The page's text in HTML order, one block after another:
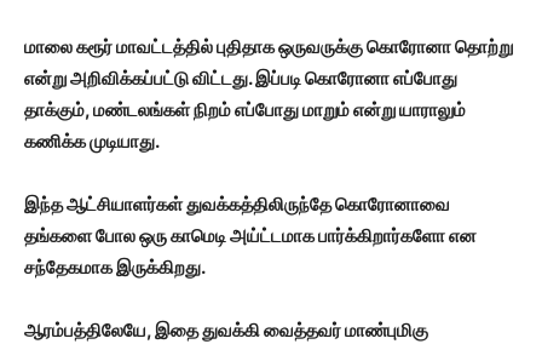
மாலை கரூர் மாவட்டத்தில் புதிதாக ஒருவருக்கு கொரோனா தொற்று
என்று அறிவிக்கப்பட்டு விட்டது. இப்படி கொரோனா எப்போது
தாக்கும், மண்டலங்கள் நிறம் எப்போது மாறும் என்று யாராலும்
கணிக்க முடியாது.
இந்த ஆட்சியாளர்கள் துவக்கத்திலிருந்தே கொரோனாவை
தங்களை போல ஒரு காமெடி அய்ட்டமாக பார்க்கிறார்களோ என
சந்தேகமாக இருக்கிறது.
ஆரம்பத்திலேயே, இதை துவக்கி வைத்தவர் மாண்புமிகு